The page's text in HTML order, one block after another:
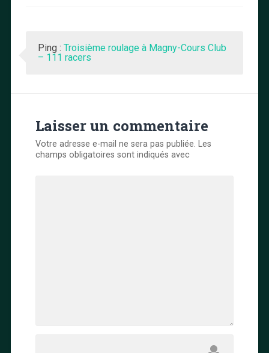
Ping : Troisième roulage à Magny-Cours Club
– 111 racers
Laisser un commentaire
Votre adresse e-mail ne sera pas publiée. Les
champs obligatoires sont indiqués avec